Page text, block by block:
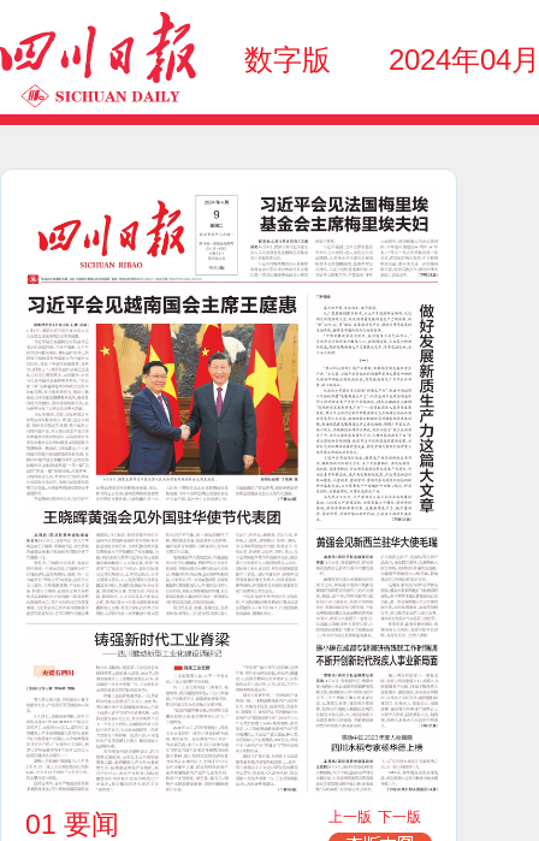
数字版 2024年04
01 要闻 上一版 下一版